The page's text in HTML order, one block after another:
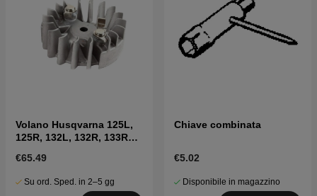
Volano Husqvarna 125L,
125R, 132L, 132R, 133R
€65.49
Su ord. Sped. in 2–5 gg
Chiave combinata
€5.02
Disponibile in magazzino